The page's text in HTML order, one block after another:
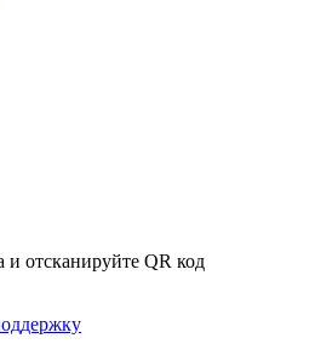
и отсканируйте QR код